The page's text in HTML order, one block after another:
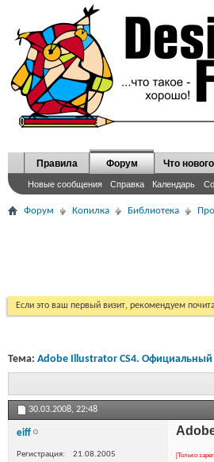
Правила Форум
Новые сообщения Справка Календарь
Что
Форум Копилка Библиотека
Если это ваш первый визит, рекомендуем
Тема: Adobe Illustrator CS4.
30.03.2008, 22:48
eiff
Регистрация
21.08.2005
[Только